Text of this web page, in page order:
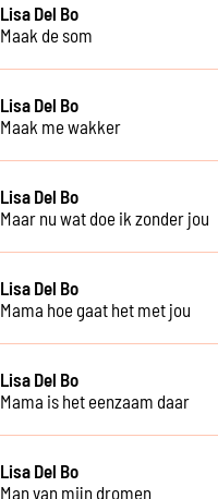
Lisa Del Bo
Maak de som
Lisa Del Bo
Maak me wakker
Lisa Del Bo
Maar nu wat doe ik zonder jou
Lisa Del Bo
Mama hoe gaat het met jou
Lisa Del Bo
Mama is het eenzaam daar
Lisa Del Bo
Man van mijn dromen